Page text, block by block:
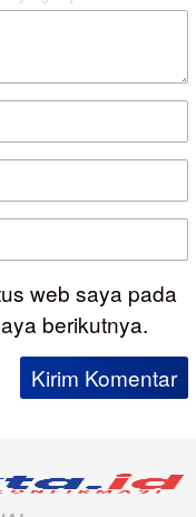
web saya pada
berikutnya.